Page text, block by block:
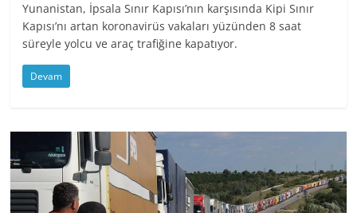
Yunanistan, İpsala Sınır Kapısı’nın karşısında Kipi Sınır
Kapısı’nı artan koronavirüs vakaları yüzünden 8 saat
süreyle yolcu ve araç trafiğine kapatıyor.
Devam